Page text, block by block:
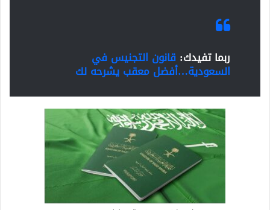
ربما تفيدك: قانون التجنيس في
السعودية…أفضل معقب يشرحه لك